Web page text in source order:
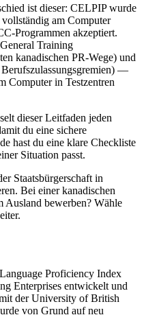
ist dieser: CELPIP wurde
am Computer
Programmen akzeptiert.
Training
kanadischen PR-Wege) und
—
Computer in Testzentren
dieser Leitfaden jeden
du eine sichere
hast du eine klare Checkliste
Situation passt.
Staatsbürgerschaft in
Bei einer kanadischen
Ausland bewerben? Wähle
Proficiency Index
Enterprises entwickelt und
der University of British
von Grund auf neu